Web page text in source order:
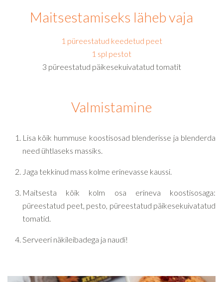
Maitsestamiseks läheb vaja
1 püreestatud keedetud peet
1 spl pestot
3 püreestatud päikesekuivatatud tomatit
Valmistamine
Lisa kõik hummuse koostisosad blenderisse ja blenderda
need ühtlaseks massiks.
Jaga tekkinud mass kolme erinevasse kaussi.
Maitsesta kõik kolm osa erineva koostisosaga:
püreestatud peet, pesto, püreestatud päikesekuivatatud
tomatid.
Serveeri näkileibadega ja naudi!